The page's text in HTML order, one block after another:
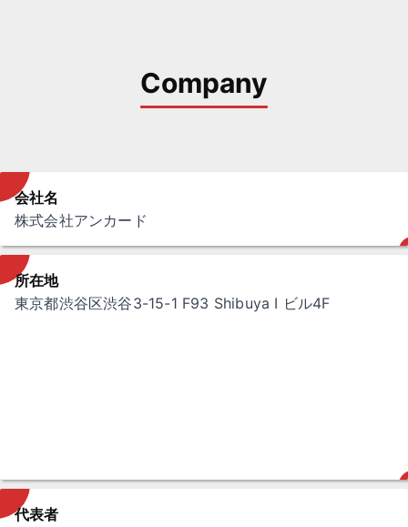
Company
会社名
株式会社アンカード
所在地
東京都渋谷区渋谷3-15-1 F93 Shibuya Ⅰ ビル4F
代表者